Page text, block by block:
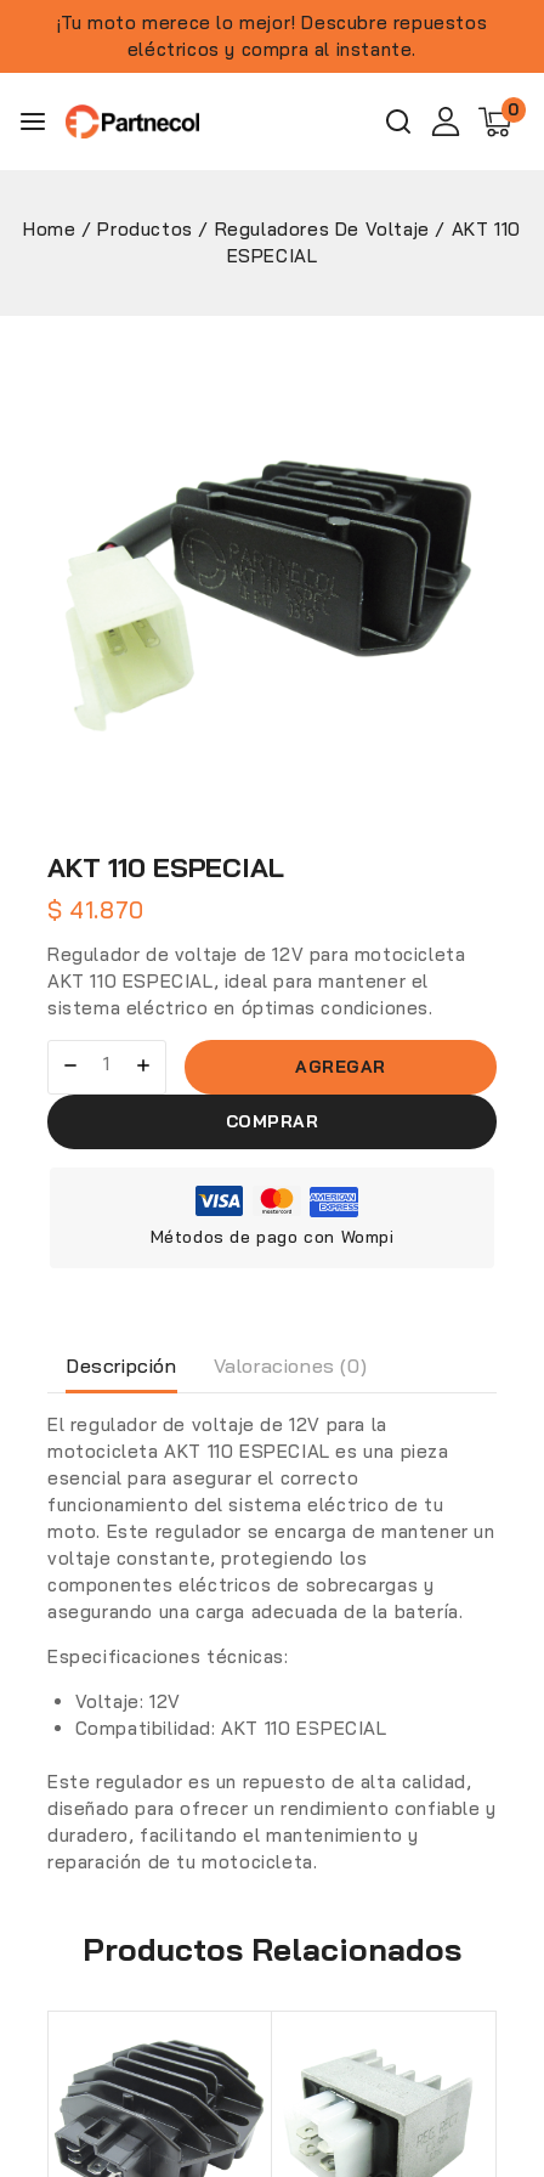
¡Tu moto merece lo mejor! Descubre repuestos
eléctricos y compra al instante.
0
Home / Productos / Reguladores De Voltaje / AKT 110
ESPECIAL
AKT 110 ESPECIAL
$ 41.870
Regulador de voltaje de 12V para motocicleta
AKT 110 ESPECIAL, ideal para mantener el
sistema eléctrico en óptimas condiciones.
AGREGAR
COMPRAR
Métodos de pago con Wompi
Descripción Valoraciones (0)
El regulador de voltaje de 12V para la
motocicleta AKT 110 ESPECIAL es una pieza
esencial para asegurar el correcto
funcionamiento del sistema eléctrico de tu
moto. Este regulador se encarga de mantener un
voltaje constante, protegiendo los
componentes eléctricos de sobrecargas y
asegurando una carga adecuada de la batería.
Especificaciones técnicas:
Voltaje: 12V
Compatibilidad: AKT 110 ESPECIAL
Este regulador es un repuesto de alta calidad,
diseñado para ofrecer un rendimiento confiable y
duradero, facilitando el mantenimiento y
reparación de tu motocicleta.
Productos Relacionados